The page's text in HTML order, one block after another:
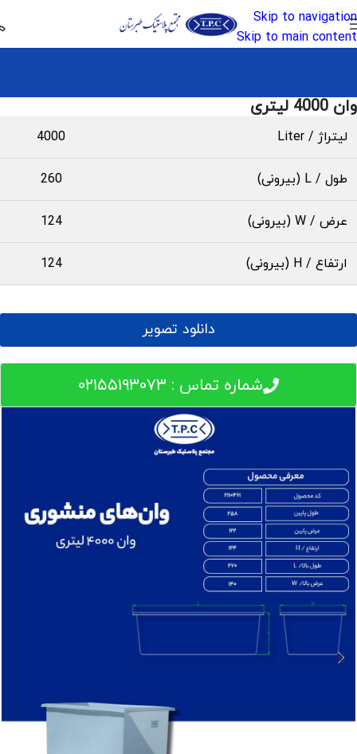
Skip to navigation
Skip to main content
وان 4000 لیتری
لیتراژ / Liter 4000
طول / L (بیرونی) 260
عرض / W (بیرونی) 124
ارتفاع / H (بیرونی) 124
دانلود تصویر
شماره تماس : ۰۲۱۵۵۱۹۳۰۷۳